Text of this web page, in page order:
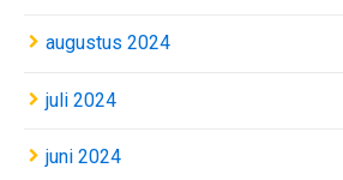
augustus 2024
juli 2024
juni 2024